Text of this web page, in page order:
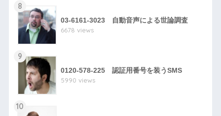
8
03-6161-3023 自動音声による世論調査
6678 views
9
0120-578-225 認証用番号を装うSMS
5990 views
10